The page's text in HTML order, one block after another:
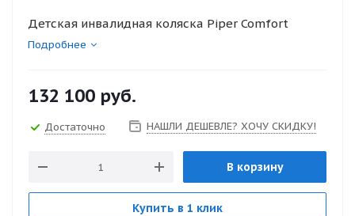
Детская инвалидная коляска Piper Comfort
Подробнее
132 100 руб.
Достаточно НАШЛИ ДЕШЕВЛЕ? ХОЧУ СКИДКУ!
В корзину
Купить в 1 клик